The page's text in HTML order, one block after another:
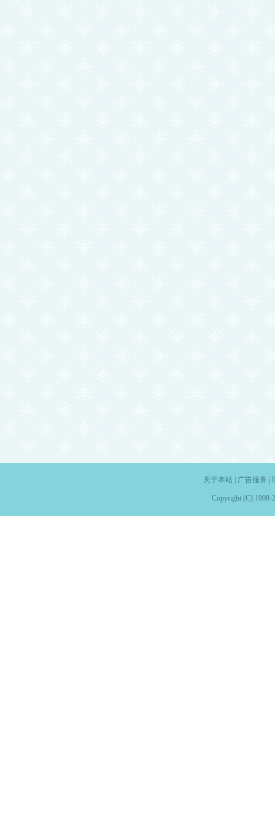
关于本站| 广告服务
Copyright (C) 1998-